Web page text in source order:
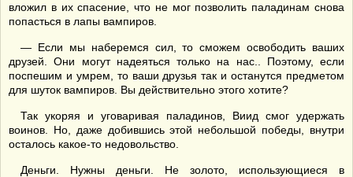
вложил в их спасение, что не мог позволить паладинам снова
попасться в лапы вампиров.
— Если мы наберемся сил, то сможем освободить ваших
друзей. Они могут надеяться только на нас.. Поэтому, если
поспешим и умрем, то ваши друзья так и останутся предметом
для шуток вампиров. Вы действительно этого хотите?
Так укоряя и уговаривая паладинов, Виид смог удержать
воинов. Но, даже добившись этой небольшой победы, внутри
осталось какое-то недовольство.
Деньги. Нужны деньги. Не золото, использующиеся в